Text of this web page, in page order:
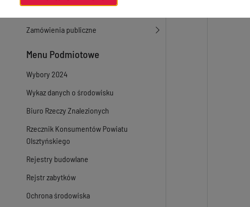
Zamówienia publiczne
Menu Podmiotowe
Wybory 2024
Wykaz danych o środowisku
Biuro Rzeczy Znalezionych
Rzecznik Konsumentów Powiatu
Olsztyńskiego
Rejestry budowlane
Rejstr zabytków
Ochrona środowiska